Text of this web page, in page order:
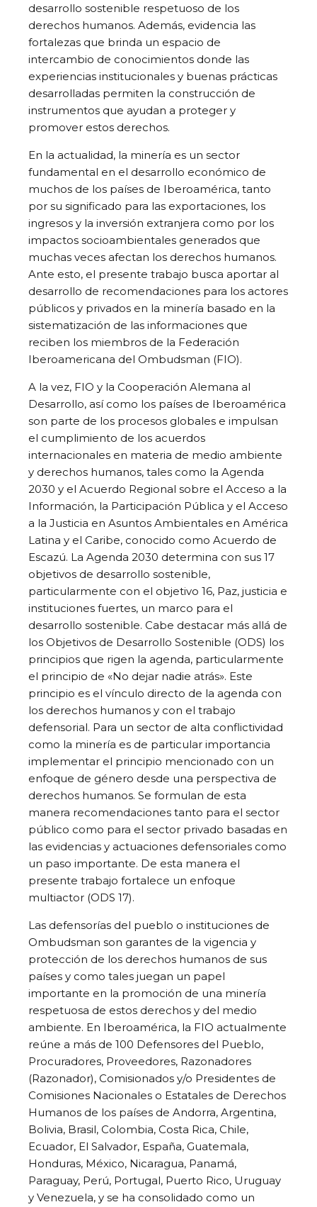
desarrollo sostenible respetuoso de los
derechos humanos. Además, evidencia las
fortalezas que brinda un espacio de
intercambio de conocimientos donde las
experiencias institucionales y buenas prácticas
desarrolladas permiten la construcción de
instrumentos que ayudan a proteger y
promover estos derechos.
En la actualidad, la minería es un sector
fundamental en el desarrollo económico de
muchos de los países de Iberoamérica, tanto
por su significado para las exportaciones, los
ingresos y la inversión extranjera como por los
impactos socioambientales generados que
muchas veces afectan los derechos humanos.
Ante esto, el presente trabajo busca aportar al
desarrollo de recomendaciones para los actores
públicos y privados en la minería basado en la
sistematización de las informaciones que
reciben los miembros de la Federación
Iberoamericana del Ombudsman (FIO).
A la vez, FIO y la Cooperación Alemana al
Desarrollo, así como los países de Iberoamérica
son parte de los procesos globales e impulsan
el cumplimiento de los acuerdos
internacionales en materia de medio ambiente
y derechos humanos, tales como la Agenda
2030 y el Acuerdo Regional sobre el Acceso a la
Información, la Participación Pública y el Acceso
a la Justicia en Asuntos Ambientales en América
Latina y el Caribe, conocido como Acuerdo de
Escazú. La Agenda 2030 determina con sus 17
objetivos de desarrollo sostenible,
particularmente con el objetivo 16, Paz, justicia e
instituciones fuertes, un marco para el
desarrollo sostenible. Cabe destacar más allá de
los Objetivos de Desarrollo Sostenible (ODS) los
principios que rigen la agenda, particularmente
el principio de «No dejar nadie atrás». Este
principio es el vínculo directo de la agenda con
los derechos humanos y con el trabajo
defensorial. Para un sector de alta conflictividad
como la minería es de particular importancia
implementar el principio mencionado con un
enfoque de género desde una perspectiva de
derechos humanos. Se formulan de esta
manera recomendaciones tanto para el sector
público como para el sector privado basadas en
las evidencias y actuaciones defensoriales como
un paso importante. De esta manera el
presente trabajo fortalece un enfoque
multiactor (ODS 17).
Las defensorías del pueblo o instituciones de
Ombudsman son garantes de la vigencia y
protección de los derechos humanos de sus
países y como tales juegan un papel
importante en la promoción de una minería
respetuosa de estos derechos y del medio
ambiente. En Iberoamérica, la FIO actualmente
reúne a más de 100 Defensores del Pueblo,
Procuradores, Proveedores, Razonadores
(Razonador), Comisionados y/o Presidentes de
Comisiones Nacionales o Estatales de Derechos
Humanos de los países de Andorra, Argentina,
Bolivia, Brasil, Colombia, Costa Rica, Chile,
Ecuador, El Salvador, España, Guatemala,
Honduras, México, Nicaragua, Panamá,
Paraguay, Perú, Portugal, Puerto Rico, Uruguay
y Venezuela, y se ha consolidado como un